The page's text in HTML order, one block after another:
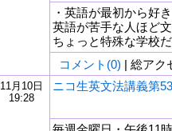
・英語が最初から好
英語が苦手な人ほど
ちょっと特殊な学校
コメント(0) | 総アク
11月10日
19:28
ニコ生英文法講義第